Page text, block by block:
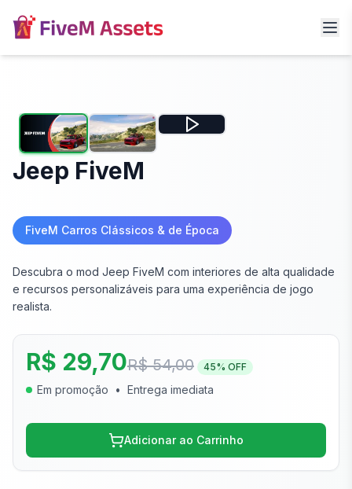
Jeep FiveM
FiveM Carros Clássicos & de Época
Descubra o mod Jeep FiveM com interiores de alta qualidade
e recursos personalizáveis para uma experiência de jogo
realista.
R$ 29,70R$ 54,00 45% OFF
Em promoção • Entrega imediata
Adicionar ao Carrinho